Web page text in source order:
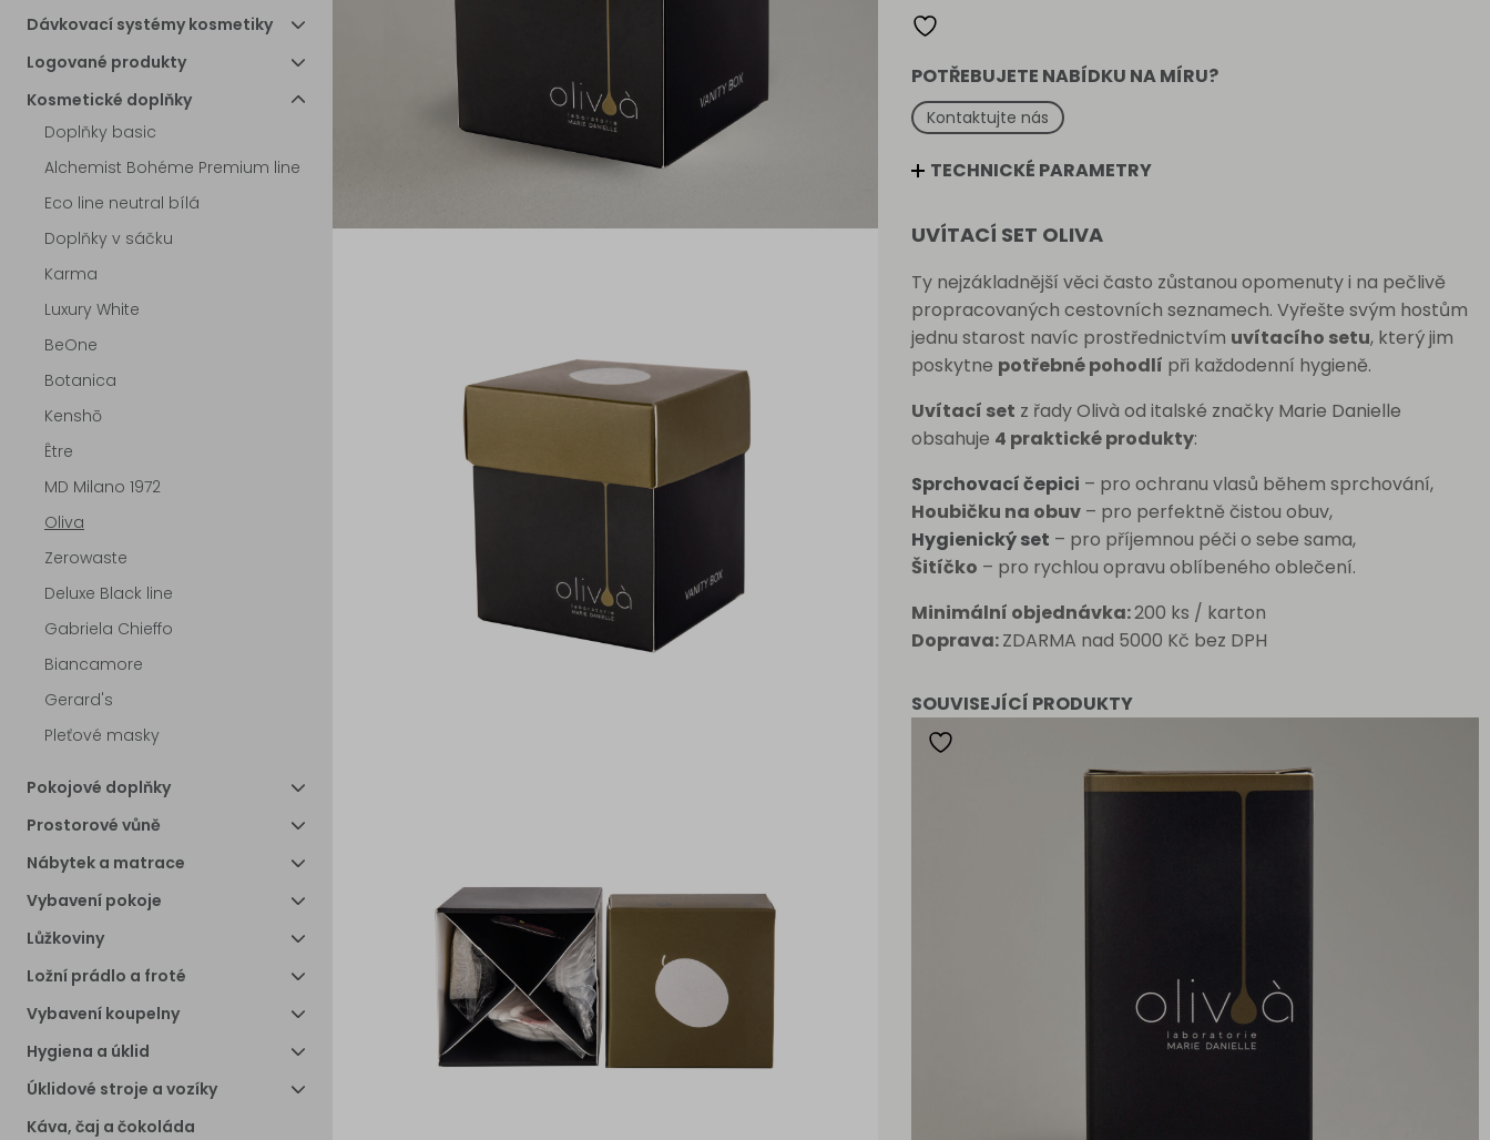
Dávkovací systémy kosmetiky
Logované produkty
Kosmetické doplňky
Doplňky basic
Alchemist Bohéme Premium line
Eco line neutral bílá
Doplňky v sáčku
Karma
Luxury White
BeOne
Botanica
Kenshō
Être
MD Milano 1972
Oliva
Zerowaste
Deluxe Black line
Gabriela Chieffo
Biancamore
Gerard's
Pleťové masky
Pokojové doplňky
Prostorové vůně
Nábytek a matrace
Vybavení pokoje
Lůžkoviny
Ložní prádlo a froté
Vybavení koupelny
Hygiena a úklid
Úklidové stroje a vozíky
Káva, čaj a čokoláda
POTŘEBUJETE NABÍDKU NA MÍRU?
Kontaktujte nás
TECHNICKÉ PARAMETRY
UVÍTACÍ SET OLIVA
Ty nejzákladnější věci často zůstanou opomenuty i na pečlivě
propracovaných cestovních seznamech. Vyřešte svým hostům
jednu starost navíc prostřednictvím uvítacího setu, který jim
poskytne potřebné pohodlí při každodenní hygieně.
Uvítací set z řady Olivà od italské značky Marie Danielle
obsahuje 4 praktické produkty:
Sprchovací čepici – pro ochranu vlasů během sprchování,
Houbičku na obuv – pro perfektně čistou obuv,
Hygienický set – pro příjemnou péči o sebe sama,
Šitíčko – pro rychlou opravu oblíbeného oblečení.
Minimální objednávka:200 ks / karton
Doprava:ZDARMA nad 5000 Kč bez DPH
SOUVISEJÍCÍ PRODUKTY